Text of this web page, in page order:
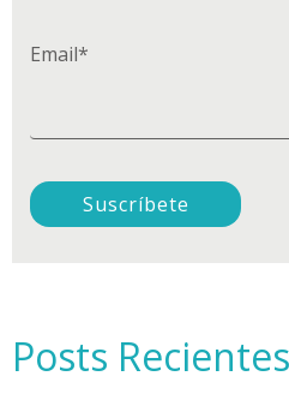
Email*
Posts Recientes